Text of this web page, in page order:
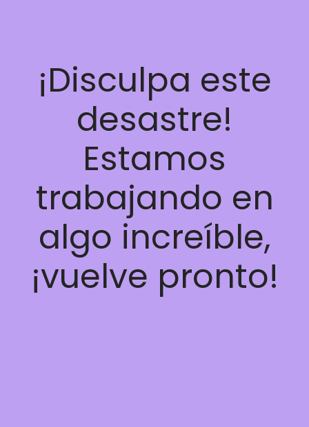
¡Disculpa este
desastre!
Estamos
trabajando en
algo increíble,
¡vuelve pronto!